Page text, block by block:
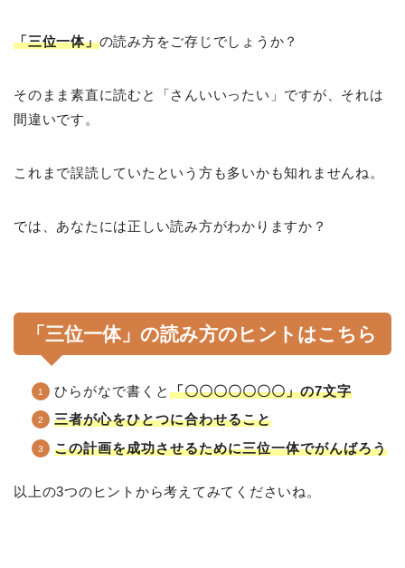
「三位一体」の読み方をご存じでしょうか？
そのまま素直に読むと「さんいいったい」ですが、それは
間違いです。
これまで誤読していたという方も多いかも知れませんね。
では、あなたには正しい読み方がわかりますか？
「三位一体」の読み方のヒントはこちら
ひらがなで書くと 「〇〇〇〇〇〇〇」の7文字
三者が心をひとつに合わせること
この計画を成功させるために三位一体でがんばろう
以上の3つのヒントから考えてみてくださいね。